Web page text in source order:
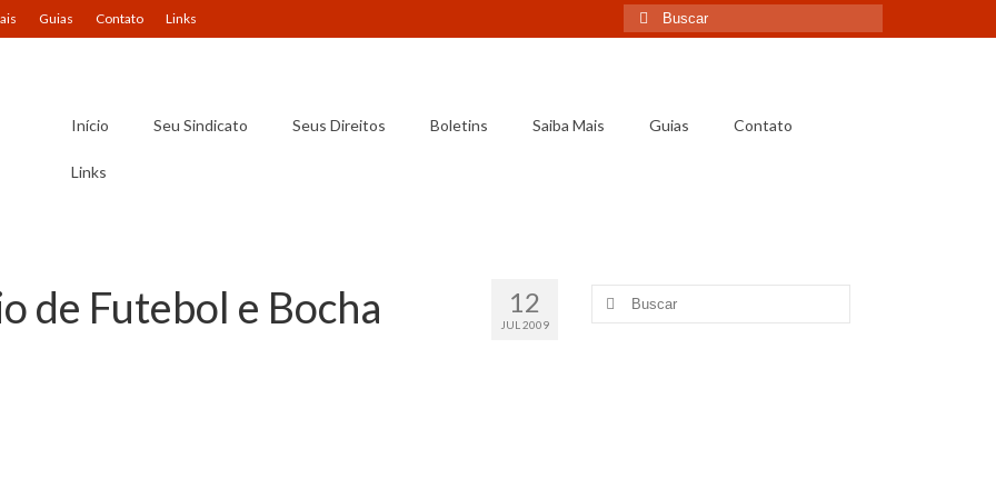
Guias Contato Links
Início Seu Sindicato Seus Direitos Boletins Saiba Mais Guias Contato
Links
12
JUL 2009
de Futebol e Bocha